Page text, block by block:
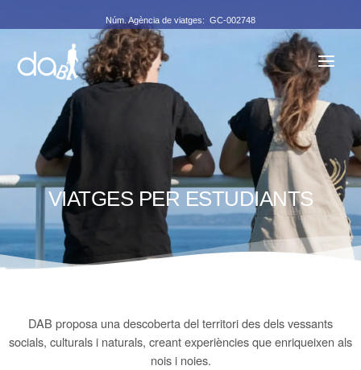
Núm. Agència de viatges: GC-002748
VIATGES PER ESTUDIANTS
DAB proposa una descoberta del territori des dels vessants
socials, culturals i naturals, creant experiències que enriqueixen als
nois i noies.